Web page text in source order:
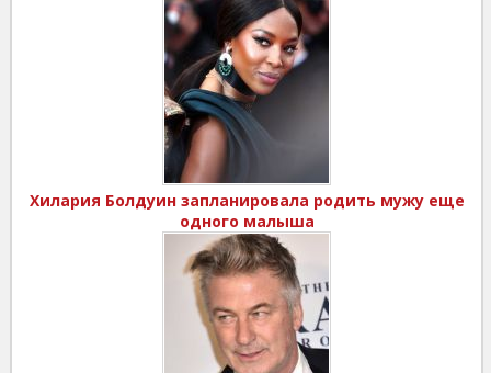
Хилария Болдуин запланировала родить мужу еще
одного малыша